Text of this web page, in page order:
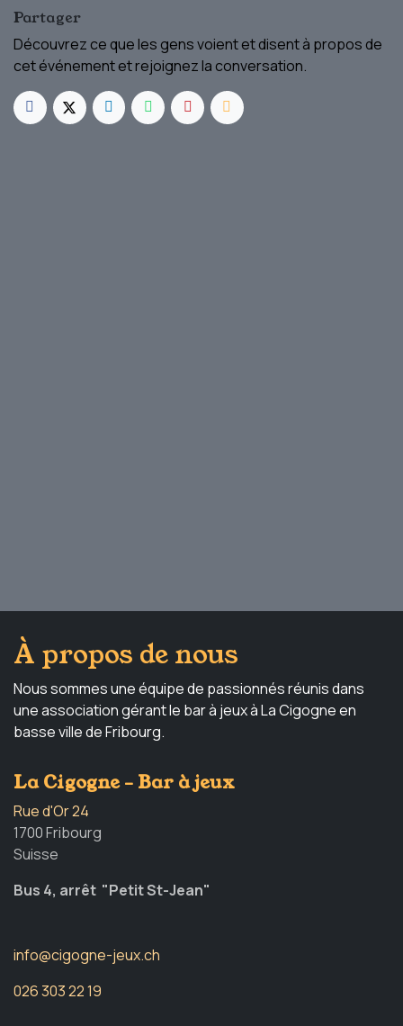
Partager
Découvrez ce que les gens voient et disent à propos de
cet événement et rejoignez la conversation.
À propos de nous
Nous sommes une équipe de passionnés réunis dans
une association gérant le bar à jeux à La Cigogne en
basse ville de Fribourg.
La Cigogne - Bar à jeux
Rue d'Or 24
1700 Fribourg
Suisse
Bus 4, arrêt "Petit St-Jean"
info@cigogne-jeux.ch
026 303 22 19